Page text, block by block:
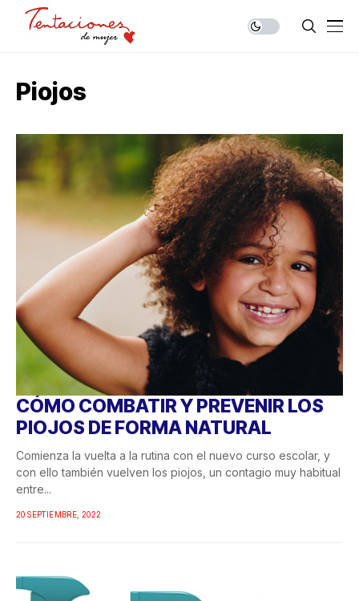
Piojos
CÓMO COMBATIR Y PREVENIR LOS
PIOJOS DE FORMA NATURAL
Comienza la vuelta a la rutina con el nuevo curso escolar, y
con ello también vuelven los piojos, un contagio muy habitual
entre...
20 SEPTIEMBRE, 2022